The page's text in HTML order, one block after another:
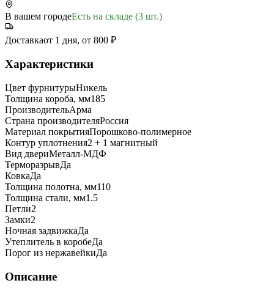
В вашем городеЕсть на складе (3 шт.)
Доставкаот 1 дня, от 800 ₽
Характеристики
Цвет фурнитурыНикель
Толщина короба, мм185
ПроизводительАрма
Страна производителяРоссия
Материал покрытияПорошково-полимерное
Контур уплотнения2 + 1 магнитный
Вид двериМеталл-МДФ
ТерморазрывДа
КовкаДа
Толщина полотна, мм110
Толщина стали, мм1.5
Петли2
Замки2
Ночная задвижкаДа
Утеплитель в коробеДа
Порог из нержавейкиДа
Описание